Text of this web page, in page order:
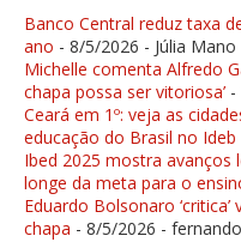
Banco Central reduz taxa
ano - 8/5/2026 - Júlia Mano
Michelle comenta Alfredo
chapa possa ser vitoriosa’ -
Ceará em 1º: veja as
educação do Brasil no Ideb
Ibed 2025 mostra avanços
longe da meta para o
Eduardo Bolsonaro
chapa - 8/5/2026 -